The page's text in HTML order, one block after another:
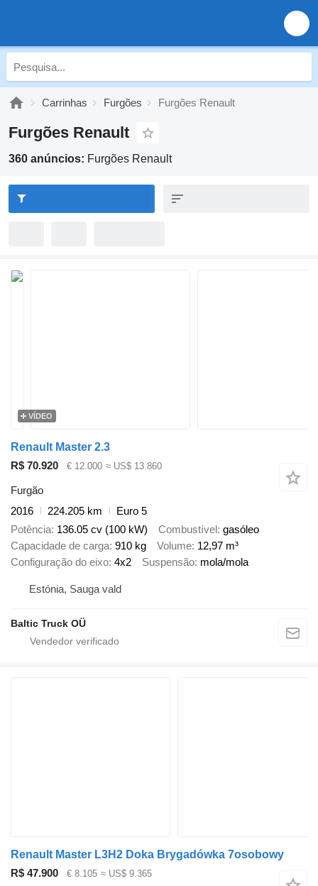
Carrinhas Furgões Furgões Renault
Furgões Renault
360 anúncios: Furgões Renault
VÍDEO
Renault Master 2.3
R$ 70.920
€ 12.000 ≈ US$ 13.860
Furgão
2016
224.205 km
Euro 5
Potência 136.05 cv (100 kW) Combustível gasóleo
Capacidade de carga 910 kg Volume 12,97 m³
Configuração do eixo 4x2 Suspensão mola/mola
Estónia, Sauga vald
Baltic Truck OÜ
Renault Master L3H2 Doka Brygadówka 7osobowy
R$ 47.900
€ 8.105 ≈ US$ 9.365